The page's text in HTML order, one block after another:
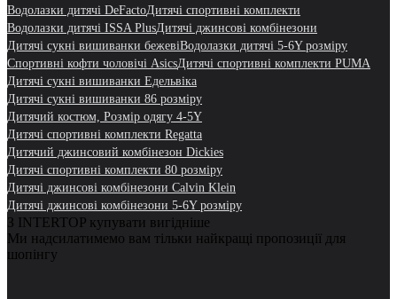
Водолазки дитячі DeFactoДитячі спортивні комплекти
Водолазки дитячі ISSA PlusДитячі джинсові комбінезони
Дитячі сукні вишиванки бежевіВодолазки дитячі 5-6Y розміру
Спортивні кофти чоловічі AsicsДитячі спортивні комплекти PUMA
Дитячі сукні вишиванки Едельвіка
Дитячі сукні вишиванки 86 розміру
Дитячий костюм, Розмір одягу 4-5Y
Дитячі спортивні комплекти Regatta
Дитячий джинсовий комбінезон Dickies
Дитячі спортивні комплекти 80 розміру
Дитячі джинсові комбінезони Calvin Klein
Дитячі джинсові комбінезони 5-6Y розміру
З INTERTOP купувати вигідніше
Ми надсилатимемо вам тільки найкращі пропозиції для
шопінгу